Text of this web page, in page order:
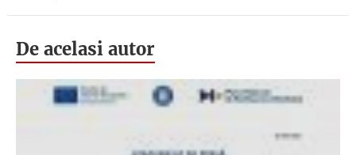
De acelasi autor